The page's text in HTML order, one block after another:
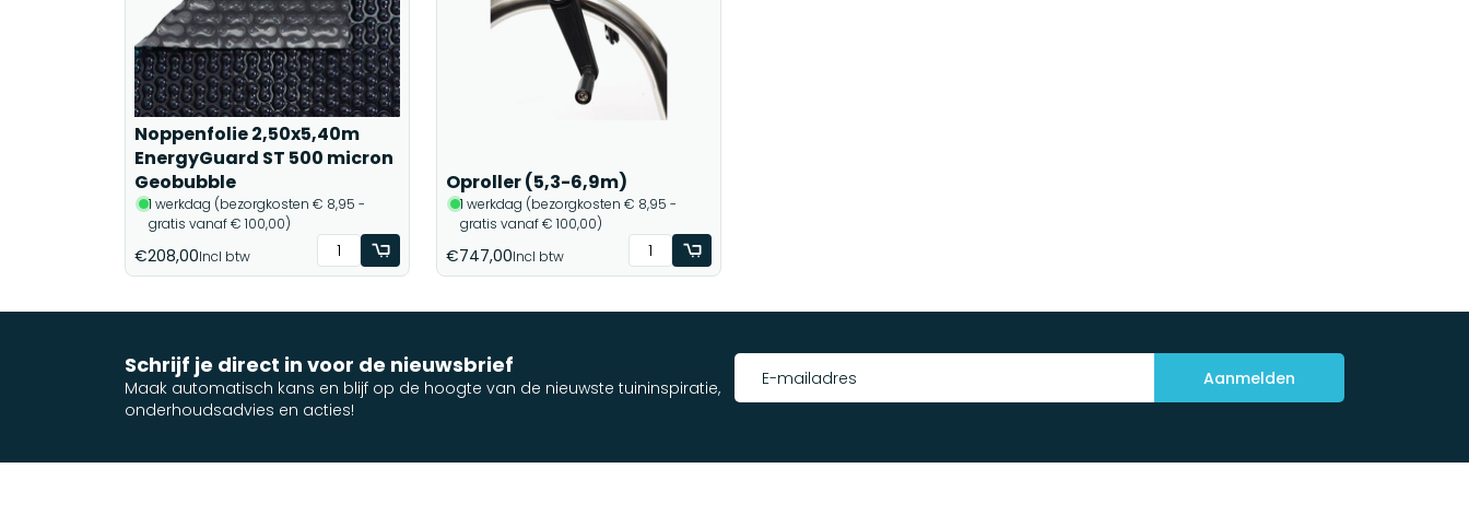
Noppenfolie 2,50x5,40m
EnergyGuard ST 500 micron
Geobubble
1 werkdag (bezorgkosten € 8,95 -
gratis vanaf € 100,00)
€208,00Incl btw
Oproller (5,3-6,9m)
1 werkdag (bezorgkosten € 8,95 -
gratis vanaf € 100,00)
€747,00Incl btw
Schrijf je direct in voor de nieuwsbrief
Maak automatisch kans en blijf op de hoogte van de nieuwste tuininspiratie,
onderhoudsadvies en acties!
Aanmelden